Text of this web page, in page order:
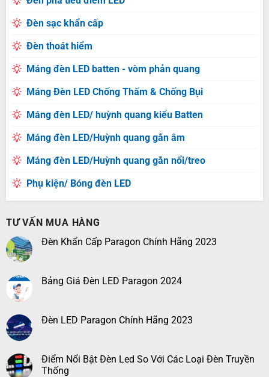
Đèn sạc khẩn cấp
Đèn thoát hiểm
Máng đèn LED batten - vòm phản quang
Máng Đèn LED Chống Thấm & Chống Bụi
Máng đèn LED/ huỳnh quang kiểu Batten
Máng đèn LED/Huỳnh quang gắn âm
Máng đèn LED/Huỳnh quang gắn nổi/treo
Phụ kiện/ Bóng đèn LED
TƯ VẤN MUA HÀNG
Đèn Khẩn Cấp Paragon Chính Hãng 2023
Bảng Giá Đèn LED Paragon 2024
Đèn LED Paragon Chính Hãng 2023
Điểm Nổi Bật Đèn Led So Với Các Loại Đèn Truyền
Thống